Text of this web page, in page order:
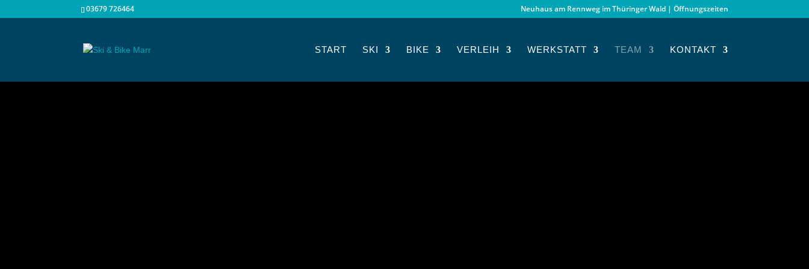
03679 726464 Neuhaus am Rennweg im Thüringer Wald | Öffnungszeiten
START SKI BIKE VERLEIH WERKSTATT TEAM KONTAKT